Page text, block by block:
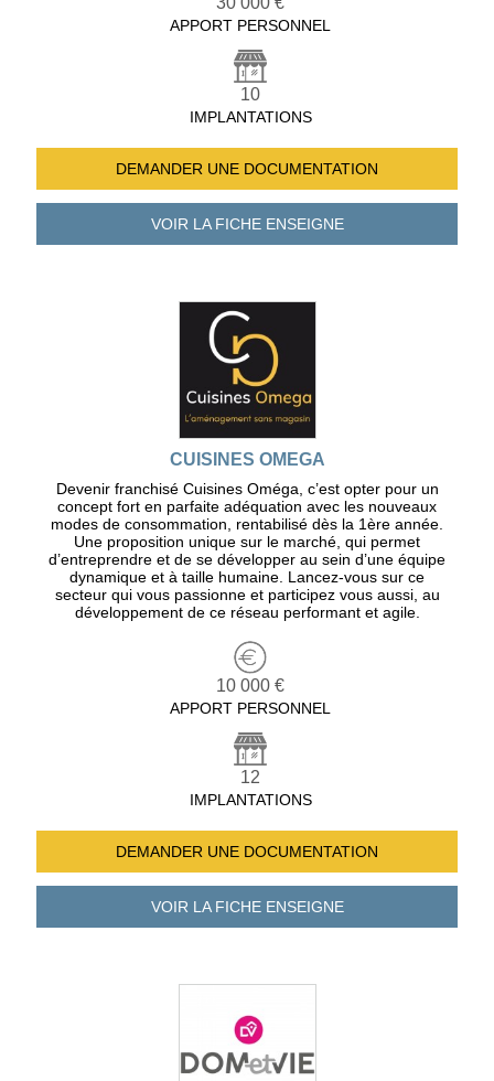
APPORT PERSONNEL
10
IMPLANTATIONS
DEMANDER UNE DOCUMENTATION
VOIR LA FICHEENSEIGNE
CUISINES OMEGA
Devenir franchisé Cuisines Oméga, c’est opter pour un
concept fort en parfaite adéquation avec les nouveaux
modes de consommation, rentabilisé dès la 1ère année.
Une proposition unique sur le marché, qui permet
d’entreprendre et de se développer au sein d’une équipe
dynamique et à taille humaine. Lancez-vous sur ce
secteur qui vous passionne et participez vous aussi, au
développement de ce réseau performant et agile.
10 000 €
APPORT PERSONNEL
12
IMPLANTATIONS
DEMANDER UNE DOCUMENTATION
VOIR LA FICHEENSEIGNE